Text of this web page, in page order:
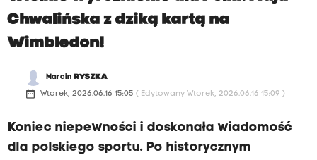
Chwalińska z dziką kartą na
Wimbledon!
Marcin RYSZKA
date_range Wtorek, 2026.06.16 15:05 ( Edytowany Wtorek, 2026.06.16 15:09 )
Koniec niepewności i doskonała wiadomość
dla polskiego sportu. Po historycznym